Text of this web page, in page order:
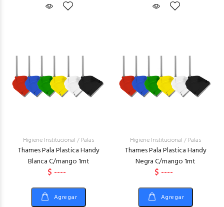
Higiene Institucional / Palas
Thames Pala Plastica Handy
Blanca C/mango 1mt
$ ----
Agregar
Higiene Institucional / Palas
Thames Pala Plastica Handy
Negra C/mango 1mt
$ ----
Agregar